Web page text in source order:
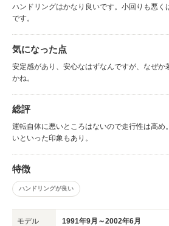
ハンドリングはかなり良いです。小回りも悪く
です。
気になった点
安定感があり、安心なはずなんですが、なぜか
かね。
総評
運転自体に悪いところはないので走行性は高め
いといった印象もあり。
特徴
ハンドリングが良い
モデル 1991年9月～2002年6月